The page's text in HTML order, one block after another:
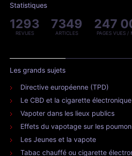
Statistiques
1293
REVUES
7349
ARTICLES
247
PAGES VUES /
Les grands sujets
Directive européenne (TPD)
Le CBD et la cigarette électronique
Vapoter dans les lieux publics
Effets du vapotage sur les
Les Jeunes et la vapote
Tabac chauffé ou cigarette